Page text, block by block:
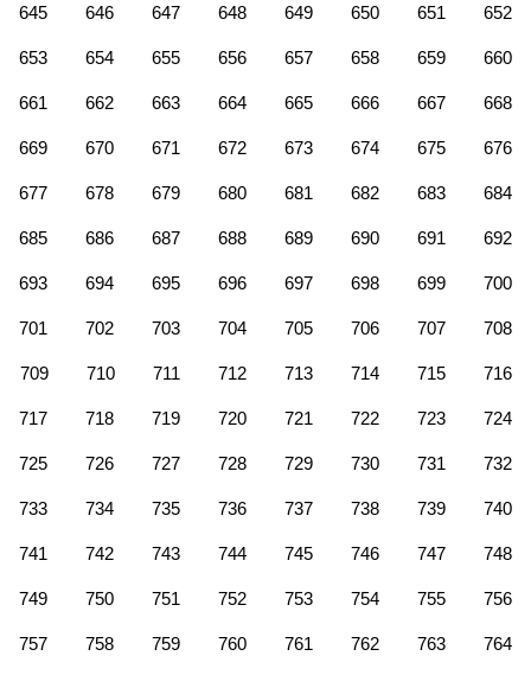
645 646 647 648 649 650 651 652
653 654 655 656 657 658 659 660
661 662 663 664 665 666 667 668
669 670 671 672 673 674 675 676
677 678 679 680 681 682 683 684
685 686 687 688 689 690 691 692
693 694 695 696 697 698 699 700
701 702 703 704 705 706 707 708
709 710 711 712 713 714 715 716
717 718 719 720 721 722 723 724
725 726 727 728 729 730 731 732
733 734 735 736 737 738 739 740
741 742 743 744 745 746 747 748
749 750 751 752 753 754 755 756
757 758 759 760 761 762 763 764